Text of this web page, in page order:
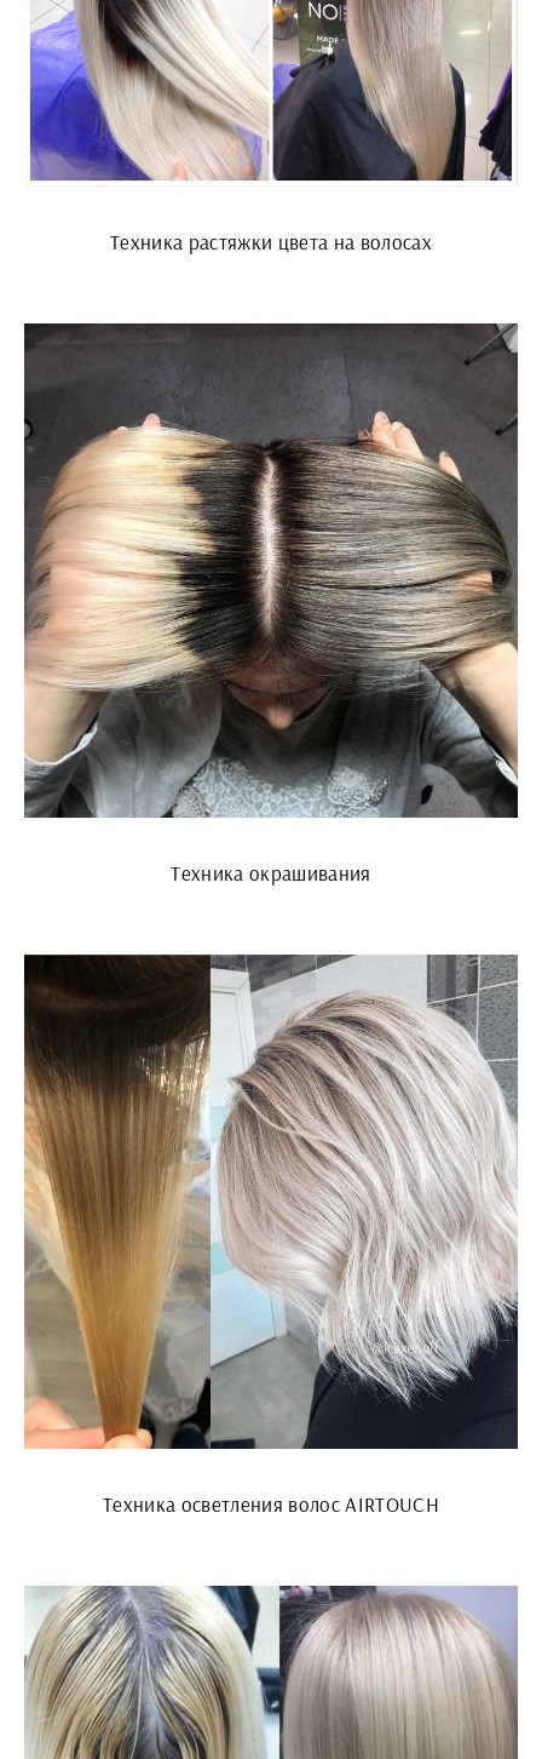
Техника растяжки цвета на волосах
Техника окрашивания
Техника осветления волос AIRTOUCH